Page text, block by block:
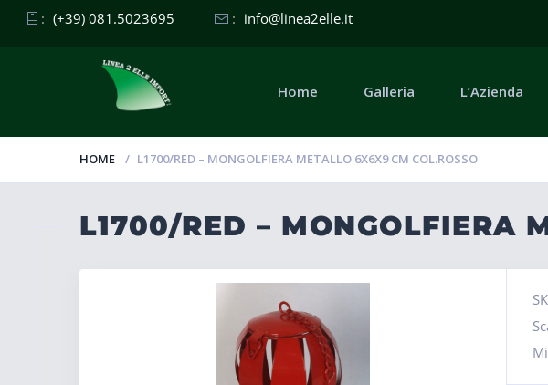
: (+39) 081.5023695 : info@linea2elle.it
Home Galleria L’Azienda
HOME L1700/RED – MONGOLFIERA METALLO 6X6X9 CM COL.ROSSO
L1700/RED – MONGOLFIERA